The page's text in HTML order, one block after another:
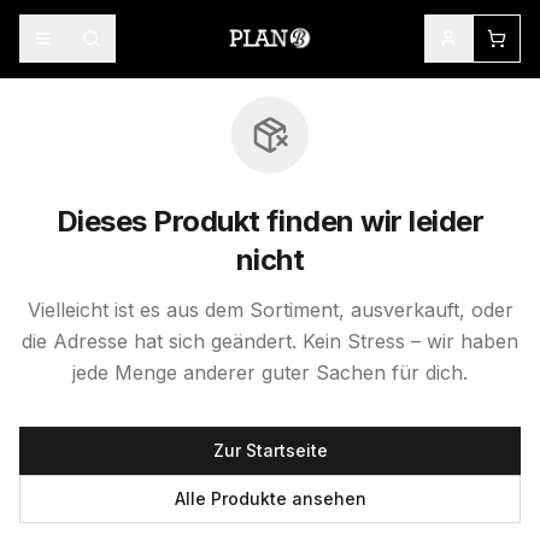
Dieses Produkt finden wir leider
nicht
Vielleicht ist es aus dem Sortiment, ausverkauft, oder
die Adresse hat sich geändert. Kein Stress – wir haben
jede Menge anderer guter Sachen für dich.
Zur Startseite
Alle Produkte ansehen